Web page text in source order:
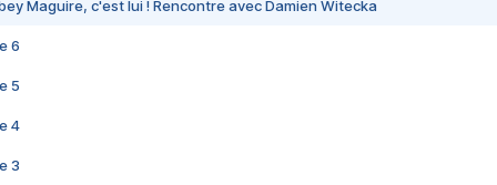
Maguire, c'est lui ! Rencontre avec Damien Witecka
6
5
4
3